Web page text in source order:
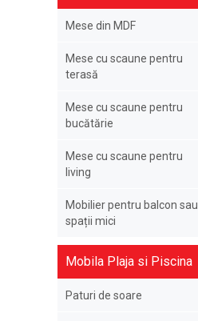
Mese din MDF
Mese cu scaune pentru
terasă
Mese cu scaune pentru
bucătărie
Mese cu scaune pentru
living
Mobilier pentru balcon sau
spații mici
Mobila Plaja si Piscina
Paturi de soare